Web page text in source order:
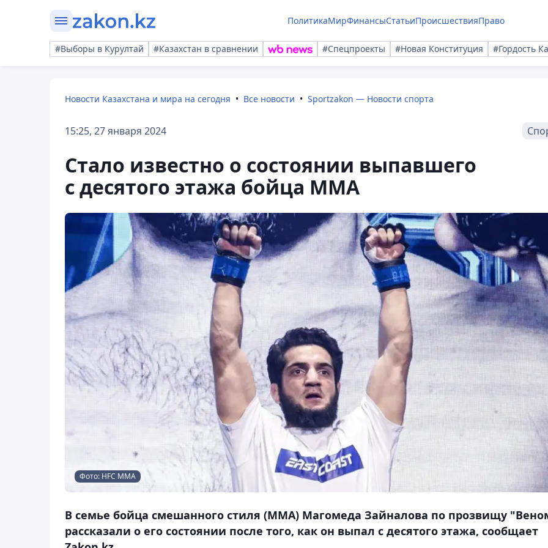
ПолитикаМирФинансыСтатьиПроисшествияПраво
#Выборы в Курултай #Казахстан в сравнении #Спецпроекты #Новая Конституция #Гордость
Новости Казахстана и мира на сегодня Все новости Sportzakon — Новости спорта
15:25, 27 января 2024
Стало известно о состоянии выпавшего
c десятого этажа бойца MMA
Фото: HFC MMA
В семье бойца смешанного стиля (ММА) Магомеда Зайналова по прозвищу
рассказали о его состоянии после того, как он выпал с десятого этажа, сообщает